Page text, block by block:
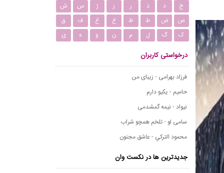
خ
د ذ ر ز ژ س
ش
ص
ض ط ظ ع غ ف
ق
ک
گ ل م ن و ه ی
درخواستی کاربران
فرزاد بهرامی - زیبای من
حامیم - یکیو دارم
نیواد - نیمه گمشدمی
سامی لو - تلخم همچو شراب
محمود التركي - عاشق مجنون
جدیدترین ها در نکست وان